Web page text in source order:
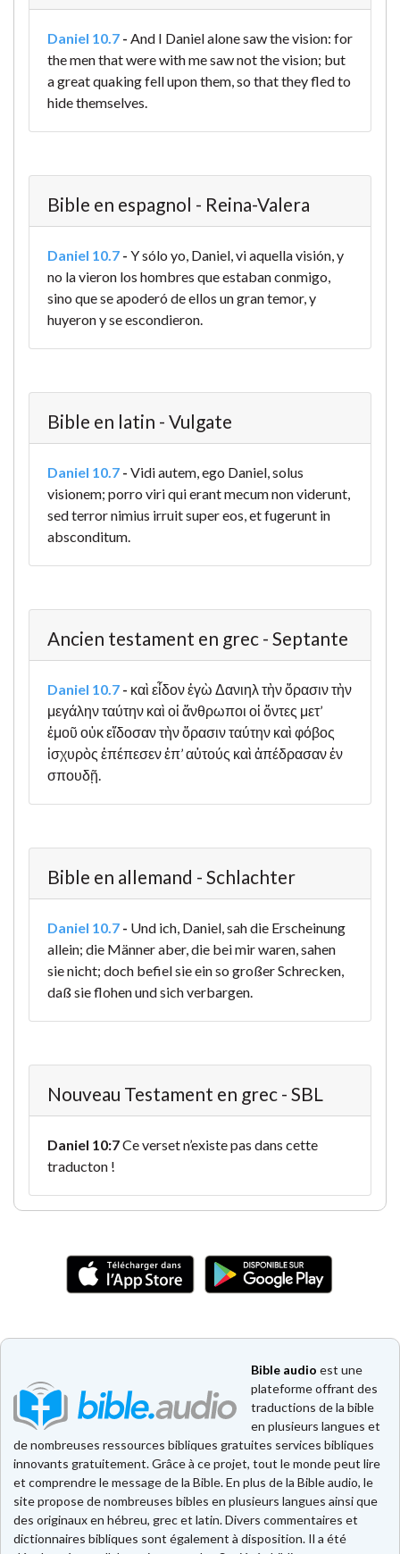
Daniel 10.7 - And I Daniel alone saw the vision: for
the men that were with me saw not the vision; but
a great quaking fell upon them, so that they fled to
hide themselves.
Bible en espagnol - Reina-Valera
Daniel 10.7 - Y sólo yo, Daniel, vi aquella visión, y
no la vieron los hombres que estaban conmigo,
sino que se apoderó de ellos un gran temor, y
huyeron y se escondieron.
Bible en latin - Vulgate
Daniel 10.7 - Vidi autem, ego Daniel, solus
visionem; porro viri qui erant mecum non viderunt,
sed terror nimius irruit super eos, et fugerunt in
absconditum.
Ancien testament en grec - Septante
Daniel 10.7 - καὶ εἶδον ἐγὼ Δανιηλ τὴν ὅρασιν τὴν
μεγάλην ταύτην καὶ οἱ ἄνθρωποι οἱ ὄντες μετ’
ἐμοῦ οὐκ εἴδοσαν τὴν ὅρασιν ταύτην καὶ φόβος
ἰσχυρὸς ἐπέπεσεν ἐπ’ αὐτούς καὶ ἀπέδρασαν ἐν
σπουδῇ.
Bible en allemand - Schlachter
Daniel 10.7 - Und ich, Daniel, sah die Erscheinung
allein; die Männer aber, die bei mir waren, sahen
sie nicht; doch befiel sie ein so großer Schrecken,
daß sie flohen und sich verbargen.
Nouveau Testament en grec - SBL
Daniel 10:7Ce verset n’existe pas dans cette
traducton !
Bible audio est une
plateforme offrant des
traductions de la bible
en plusieurs langues et
de nombreuses ressources bibliques gratuites services bibliques
innovants gratuitement. Grâce à ce projet, tout le monde peut lire
et comprendre le message de la Bible. En plus de la Bible audio, le
site propose de nombreuses bibles en plusieurs langues ainsi que
des originaux en hébreu, grec et latin. Divers commentaires et
dictionnaires bibliques sont également à disposition. Il a été